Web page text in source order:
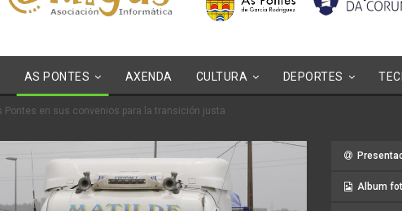
AS PONTES AXENDA CULTURA DEPORTES
Pontes en sus convenios para la transición justa
Album